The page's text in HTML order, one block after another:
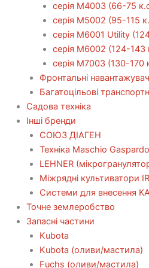
серія М4003 (66-75
серія М5002 (95-115
серія M6001 Utility
серія М6002 (124-143
серія М7003 (130-170
Фронтальні
Багатоцільові
Садова техніка
Інші бренди
СОЮЗ ДІАГЕН
Техніка Maschio Gaspardo
LEHNER
Міжрядні культиватори
Системи для внесення
Точне землеробство
Запасні частини
Kubota
Kubota (оливи/мастила)
Fuchs (оливи/мастила)